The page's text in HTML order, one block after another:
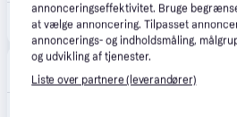
Abus hængelås t84mb/40 rustfri
House-Tech
49 kr. fragt,1-2 dage
annonceringseffektivitet. Bruge
at vælge annoncering. Tilpasset
annoncerings- og indholdsmåling,
og udvikling af tjenester.
Liste over partnere (leverandører)